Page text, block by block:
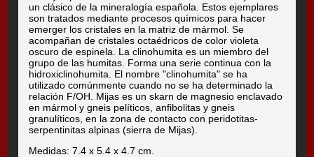
un clásico de la mineralogía española. Estos ejemplares
son tratados mediante procesos químicos para hacer
emerger los cristales en la matriz de mármol. Se
acompañan de cristales octaédricos de color violeta
oscuro de espinela. La clinohumita es un miembro del
grupo de las humitas. Forma una serie continua con la
hidroxiclinohumita. El nombre "clinohumita" se ha
utilizado comúnmente cuando no se ha determinado la
relación F/OH. Mijas es un skarn de magnesio enclavado
en mármol y gneis pelíticos, anfibolitas y gneis
granulíticos, en la zona de contacto con peridotitas-
serpentinitas alpinas (sierra de Mijas).
Medidas: 7.4 x 5.4 x 4.7 cm.